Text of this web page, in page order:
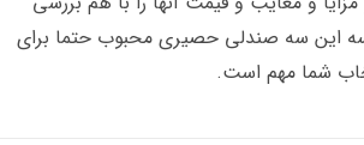
این سه صندلی حصیری محبوب حتما برای
شما مهم است.